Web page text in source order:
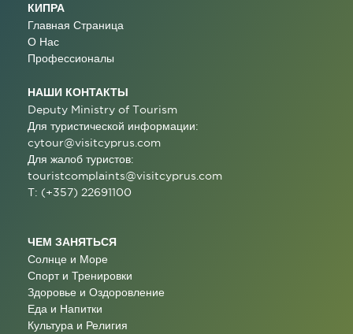
КИПРА
Главная Страница
О Нас
Профессионалы
НАШИ КОНТАКТЫ
Deputy Ministry of Tourism
Для туристической информации:
cytour@visitcyprus.com
Для жалоб туристов:
touristcomplaints@visitcyprus.com
T: (+357) 22691100
ЧЕМ ЗАНЯТЬСЯ
Солнце и Море
Спорт и Тренировки
Здоровье и Оздоровление
Еда и Напитки
Культура и Религия